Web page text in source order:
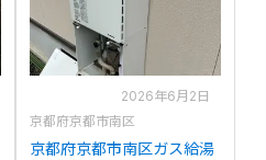
2026年6月2日
京都府京都市南区
京都府京都市南区ガス給湯